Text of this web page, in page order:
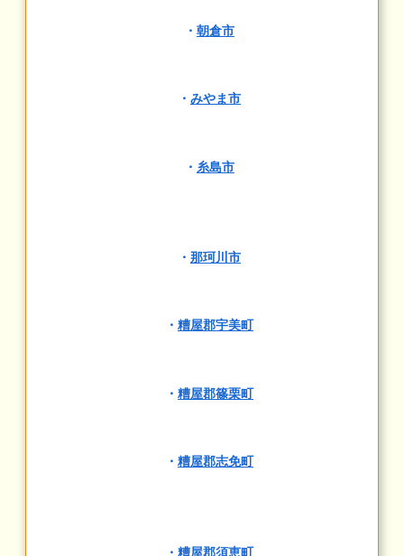
・ 朝倉市
・ みやま市
・ 糸島市
・ 那珂川市
・ 糟屋郡宇美町
・ 糟屋郡篠栗町
・ 糟屋郡志免町
・ 糟屋郡須恵町